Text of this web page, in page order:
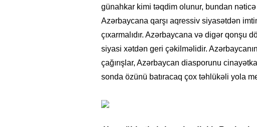
günahkar kimi təqdim olunur, bundan nəticə
Azərbaycana qarşı aqressiv siyasətdən
çıxarmalıdır. Azərbaycana və digər qonşu
siyasi xətdən geri çəkilməlidir.
çağırışlar, Azərbaycan diasporunu
sonda özünü batıracaq çox təhlükəli yola